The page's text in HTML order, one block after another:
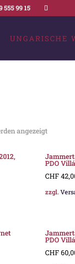
555 99 15
UNGARISCHE
angezeigt
PDO
CHF
zzgl.
PDO
CHF